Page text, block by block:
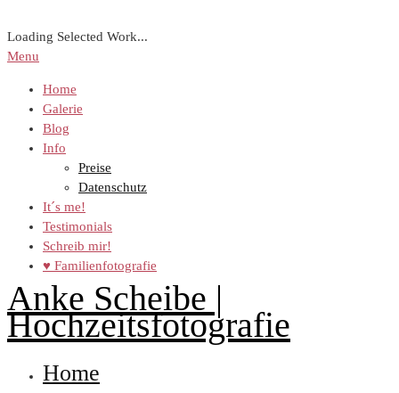
Loading Selected Work...
Menu
Home
Galerie
Blog
Info
Preise
Datenschutz
It´s me!
Testimonials
Schreib mir!
♥ Familienfotografie
Anke Scheibe |
Hochzeitsfotografie
Home